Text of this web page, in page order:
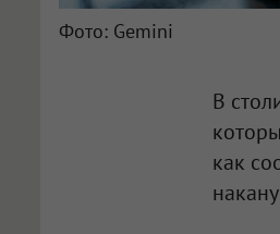
Фото: Gemini
В
как